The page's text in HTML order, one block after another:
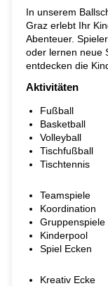
In unserem
Graz erlebt Ihr
Abenteuer.
oder lernen neue
entdecken die
Aktivitäten
Fußball
Basketball
Volleyball
Tischfußball
Tischtennis
Teamspiele
Koordination
Gruppenspiele
Kinderpool
Spiel Ecken
Kreativ Ecke